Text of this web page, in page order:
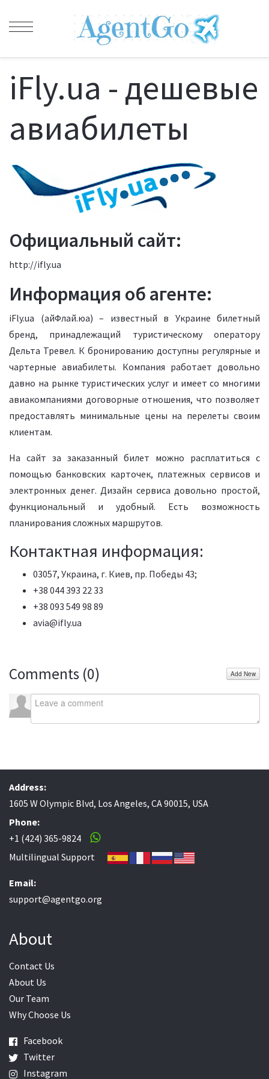
iFly.ua - дешевые
авиабилеты
Официальный сайт:
http://ifly.ua
Информация об агенте:
iFly.ua (айФлай.юа) – известный в Украине билетный
бренд, принадлежащий туристическому оператору
Дельта Тревел. К бронированию доступны регулярные и
чартерные авиабилеты. Компания работает довольно
давно на рынке туристических услуг и имеет со многими
авиакомпаниями договорные отношения, что позволяет
предоставлять минимальные цены на перелеты своим
клиентам.
На сайт за заказанный билет можно расплатиться с
помощью банковских карточек, платежных сервисов и
электронных денег. Дизайн сервиса довольно простой,
функциональный и удобный. Есть возможность
планирования сложных маршрутов.
Контактная информация:
03057, Украина, г. Киев, пр. Победы 43;
+38 044 393 22 33
+38 093 549 98 89
avia@ifly.ua
Comments (0) Add New
Address:
1605 W Olympic Blvd, Los Angeles, CA 90015, USA
Phone:
+1 (424) 365-9824
Multilingual Support
Email:
support@agentgo.org
About
Contact Us
About Us
Our Team
Why Choose Us
Facebook
Twitter
Instagram